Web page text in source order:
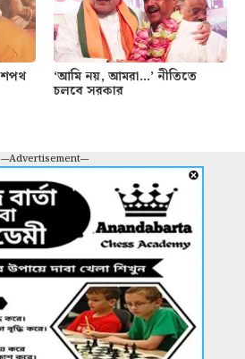
শপথ ‘আমি নয়, আমরা…’ নীতিতে
চলবে সরকার
---Advertisement---